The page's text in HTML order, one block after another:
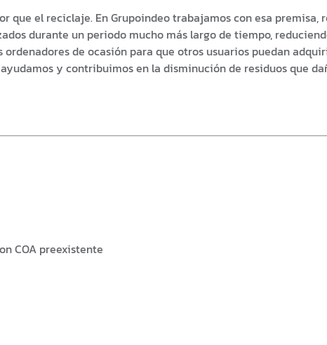
el reciclaje. En Grupoindeo trabajamos con esa premisa,
durante un periodo mucho más largo de tiempo,
de ocasión para que otros usuarios puedan
y contribuimos en la disminución de residuos que
COA preexistente